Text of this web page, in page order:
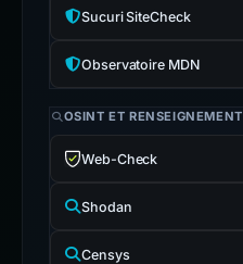
Sucuri SiteCheck
Observatoire MDN
OSINT ET RENSEIGNEMENT
Web-Check
Shodan
Censys